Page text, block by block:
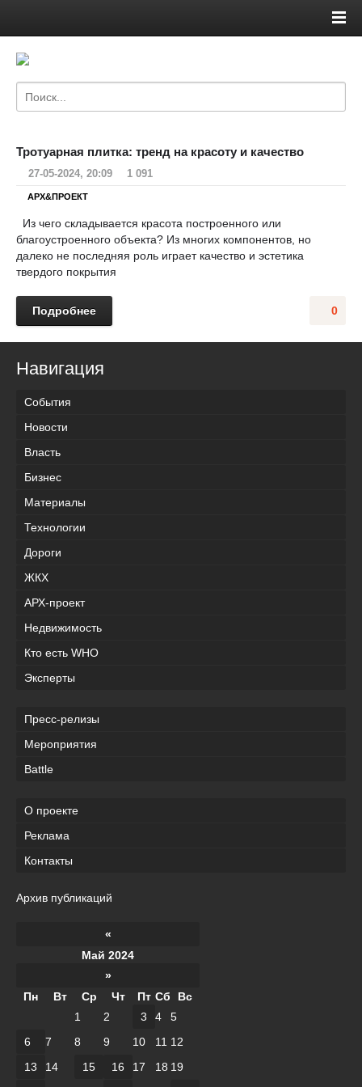
Тротуарная плитка: тренд на красоту и качество
27-05-2024, 20:09 1 091
АРХ&ПРОЕКТ
Из чего складывается красота построенного или
благоустроенного объекта? Из многих компонентов, но
далеко не последняя роль играет качество и эстетика
твердого покрытия
0
Подробнее
Навигация
События
Новости
Власть
Бизнес
Материалы
Технологии
Дороги
ЖКХ
АРХ-проект
Недвижимость
Кто есть WHO
Эксперты
Пресс-релизы
Мероприятия
Battle
О проекте
Реклама
Контакты
Архив публикаций
«
Май 2024
»
Пн
Вт Ср Чт Пт Сб
Вс
1
2 3 4
5
6
7 8 9 10 11 12
13
14 15 16 17 18 19